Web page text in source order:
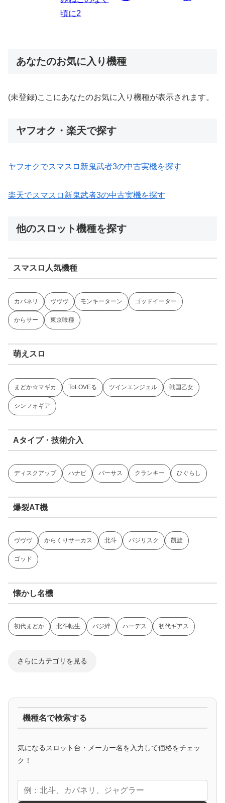
あなたのお気に入り機種
(未登録)ここにあなたのお気に入り機種が表示されます。
ヤフオク・楽天で探す
ヤフオクでスマスロ新鬼武者3の中古実機を探す
楽天でスマスロ新鬼武者3の中古実機を探す
他のスロット機種を探す
スマスロ人気機種
カバネリ ヴヴヴ モンキーターン ゴッドイーター
からサー 東京喰種
萌えスロ
まどか☆マギカ ToLOVEる ツインエンジェル 戦国乙女
シンフォギア
Aタイプ・技術介入
ディスクアップ ハナビ バーサス クランキー ひぐらし
爆裂AT機
ヴヴヴ からくりサーカス 北斗 バジリスク 凱旋
ゴッド
懐かし名機
初代まどか 北斗転生 バジ絆 ハーデス 初代ギアス
さらにカテゴリを見る
マイジャグ ファンキー アイム ゴージャグ ハッピー
アニメタイアップ
エヴァ コードギアス 化物語 炎炎ノ消防隊
機種名で検索する
気になるスロット台・メーカー名を入力して価格をチェッ
ク！